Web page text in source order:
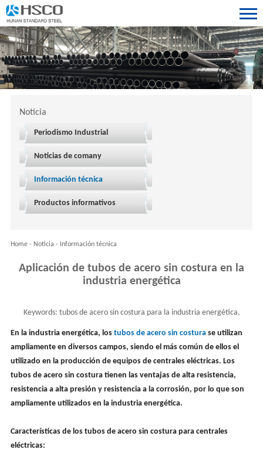
Noticia
Periodismo Industrial
Noticias de comany
Información técnica
Productos informativos
Home- Noticia - Información técnica
Aplicación de tubos de acero sin costura en la
industria energética
Keywords: tubos de acero sin costura para la industria energética,
equipos para centrales eléctricas
En la industria energética, los tubos de acero sin costurase utilizan
ampliamente en diversos campos, siendo el más común de ellos el
utilizado en la producción de equipos de centrales eléctricas. Los
tubos de acero sin costura tienen las ventajas de alta resistencia,
resistencia a alta presión y resistencia a la corrosión, por lo que son
ampliamente utilizados en la industria energética.
Características de los tubos de acero sin costura para centrales
eléctricas: